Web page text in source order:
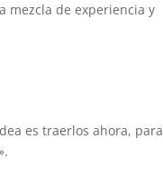
mezcla de experiencia y
es traerlos ahora, para